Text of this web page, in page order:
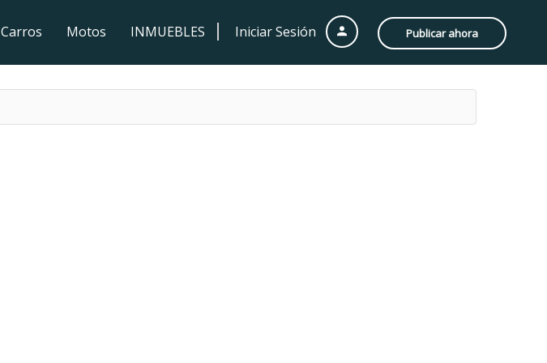
Iniciar Sesión Publicar ahora
Carros Motos INMUEBLES